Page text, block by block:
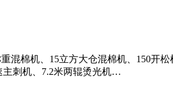
混棉机、15立方大仓混棉机、150开
主刺机、7.2米两辊烫光机…